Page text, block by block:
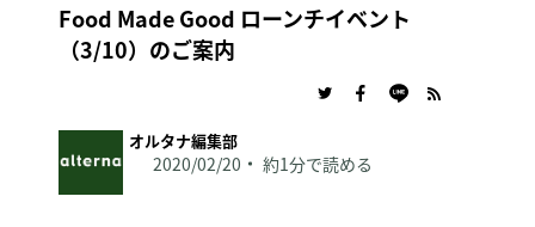
Food Made Good ローンチイベント
（3/10）のご案内
オルタナ編集部
2020/02/20 約1分で読める